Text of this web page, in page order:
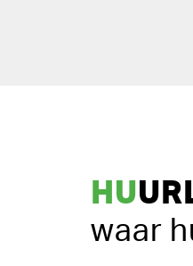
HU
waar